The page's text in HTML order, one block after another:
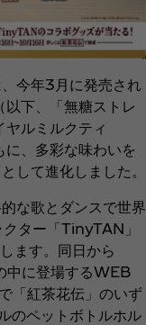
今年3月に発売され
下、「無糖ストレ
ルミルクティ
、多彩な味わいを
して進化しました。
な歌とダンスで世界
ター「TinyTAN」
ます。同日から
中に登場するWEB
「紅茶花伝」のいず
のペットボトルホル